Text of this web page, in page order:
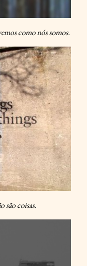
como nós somos.
são coisas.